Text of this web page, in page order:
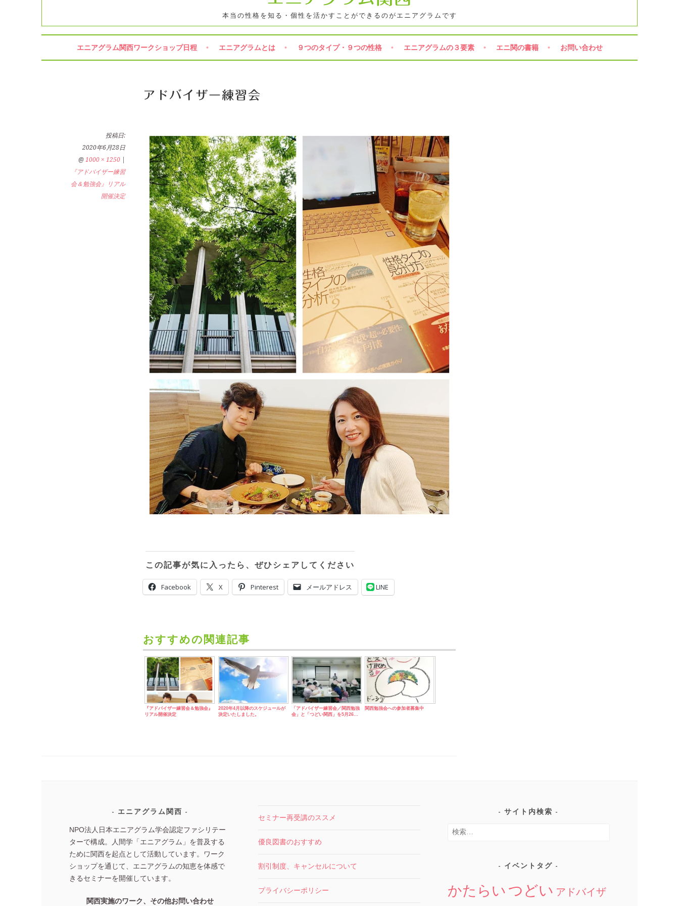
本当の性格を知る・個性を活かすことができるのがエニアグラムです
エニアグラム関西ワークショップ日程 エニアグラムとは ９つのタイプ・９つの性格 エニアグラムの３要素 エニ関の書籍 お問い合わせ
アドバイザー練習会
投稿日:
2020年6月28日
@ 1000 × 1250
『アドバイザー練習
会＆勉強会』リアル
開催決定
この記事が気に入ったら、ぜひシェアしてください
Facebook X Pinterest メールアドレス LINE
おすすめの関連記事
『アドバイザー練習会＆勉強会』
リアル開催決定
2020年4月以降のスケジュールが
決定いたしました。
「アドバイザー練習会／関西勉強
会」と「つどい関西」を5月26…
関西勉強会への参加者募集中
エニアグラム関西
NPO法人日本エニアグラム学会認定ファシリテー
ターで構成。人間学「エニアグラム」を普及する
ために関西を起点として活動しています。ワーク
ショップを通じて、エニアグラムの知恵を体感で
きるセミナーを開催しています。
関西実施のワーク、その他お問い合わせ
セミナー再受講のススメ
優良図書のおすすめ
割引制度、キャンセルについて
プライバシーポリシー
サイト内検索
検
イベントタグ
かたらい つどい アドバイザ